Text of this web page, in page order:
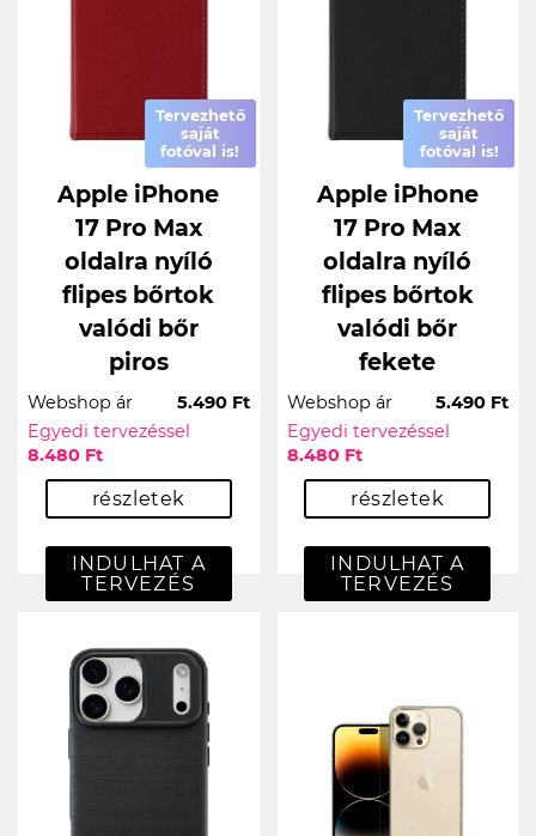
Tervezhető
saját
fotóval is!
Apple iPhone
17 Pro Max
oldalra nyíló
flipes bőrtok
valódi bőr
piros
Webshop ár
5.490 Ft
Egyedi tervezéssel
8.480 Ft
részletek
INDULHAT A
TERVEZÉS
Tervezhető
saját
fotóval is!
Apple iPhone
17 Pro Max
oldalra nyíló
flipes bőrtok
valódi bőr
fekete
Webshop ár
5.490 Ft
Egyedi tervezéssel
8.480 Ft
részletek
INDULHAT A
TERVEZÉS